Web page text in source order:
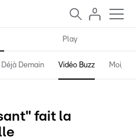
Play
Déjà Demain Vidéo Buzz Moi,
fait la